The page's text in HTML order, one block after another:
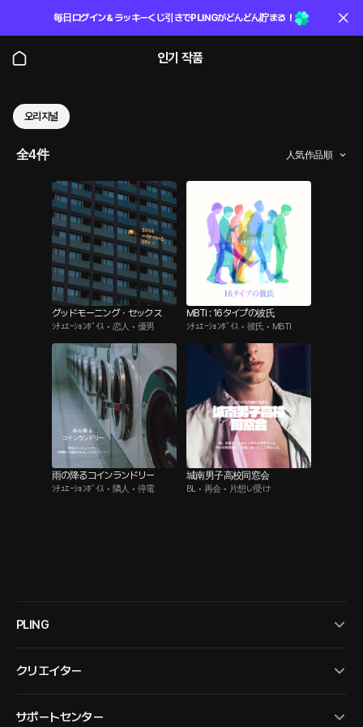
毎日ログイン＆ラッキーくじ引きでPLINGがどんどん貯まる！
인기 작품
오리지널
全4件 人気作品順
グッドモーニング・セックス
ｼﾁｭｴｰｼｮﾝﾎﾞｲｽ • 恋人 • 優男
MBTI : 16タイプの彼氏
ｼﾁｭｴｰｼｮﾝﾎﾞｲｽ • 彼氏 • MBTI
雨の降るコインランドリー
ｼﾁｭｴｰｼｮﾝﾎﾞｲｽ • 隣人 • 停電
城南男子高校同窓会
BL • 再会 • 片想い受け
PLING
クリエイター
サポートセンター